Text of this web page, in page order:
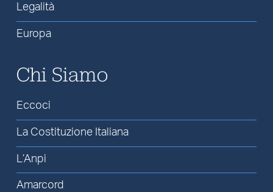
Legalità
Europa
Chi Siamo
Eccoci
La Costituzione Italiana
L’Anpi
Amarcord